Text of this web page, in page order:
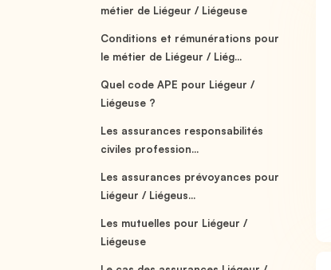
métier de Liégeur / Liégeuse
Conditions et rémunérations pour
le métier de Liégeur / Liég...
Quel code APE pour Liégeur /
Liégeuse ?
Les assurances responsabilités
civiles profession...
Les assurances prévoyances pour
Liégeur / Liégeus...
Les mutuelles pour Liégeur /
Liégeuse